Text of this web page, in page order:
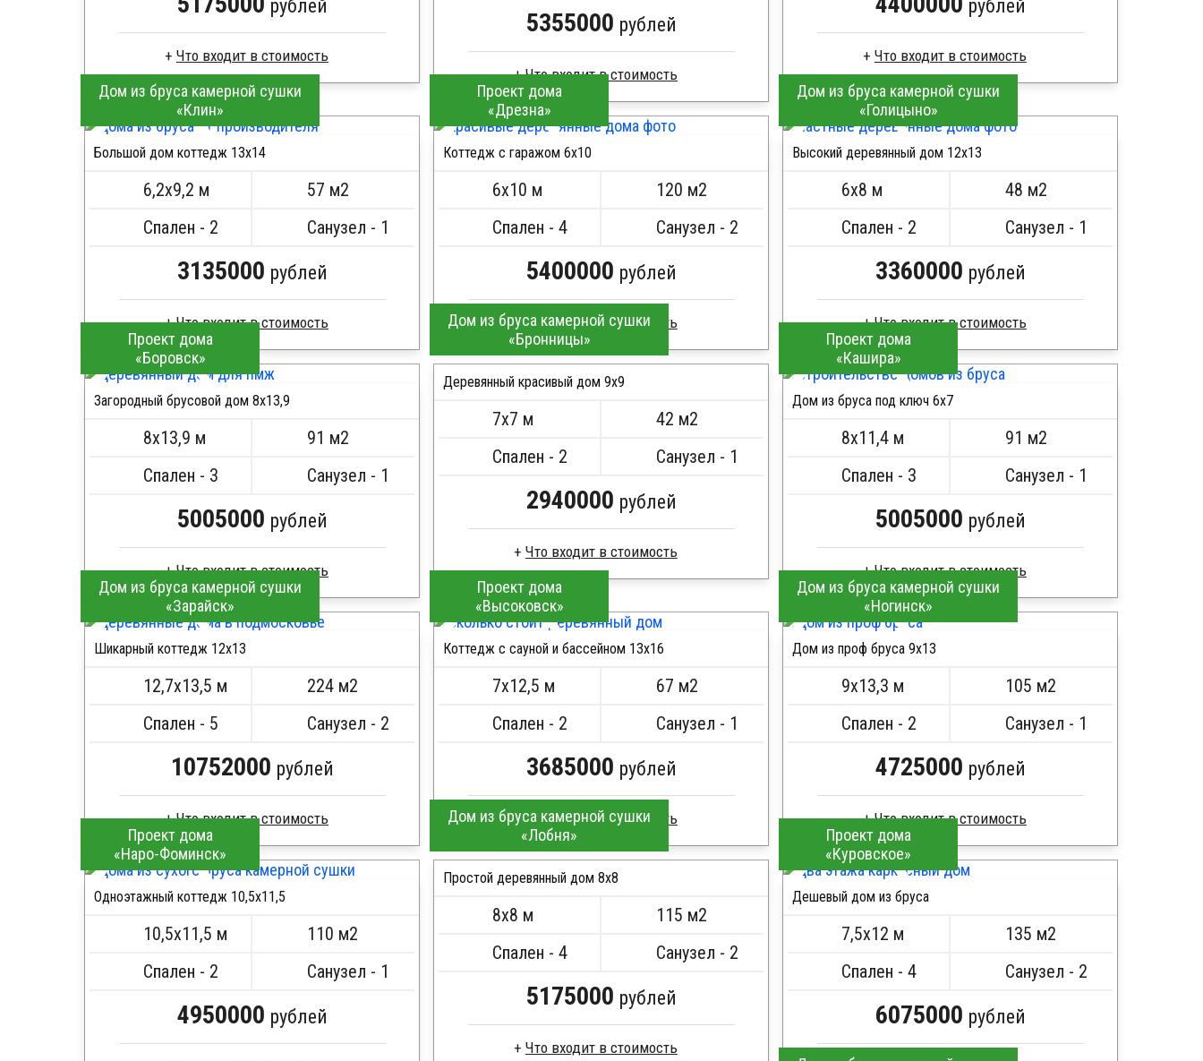
рублей
Сухой брус
Стропила, балки 50х200 мм
Кровля металлочерепица
Метизы, саморезы, гвозди
Сборка на березовые нагеля, джут
Металлические сваи 108 диаметр
5355000 рублей
Брус камерной сушки
Стропила, балки 50х200 мм
Кровля металлочерепица
Сборка на березовые нагеля, джут
Металлические сваи 108 диаметр
рублей
Брус естественной влажности
Стропила, балки 50х200 мм
Кровля металлочерепица
Метизы, саморезы, гвозди
Сборка на березовые нагеля, джут
ПОДРОБНЕЕ
Дом из бруса камерной сушки
«Клин»
Большой дом коттедж 13х14
6,2х9,2 м
57 м2
Спален - 2
Санузел - 1
3135000 рублей
Клееный брус
Стропила, балки 50х200 мм
Кровля металлочерепица
Сборка на березовые нагеля, джут
Металлические сваи 108 диаметр
ПОДРОБНЕЕ
Проект дома
«Дрезна»
Коттедж с гаражом 6х10
6х10 м
120 м2
Спален - 4
Санузел - 2
5400000 рублей
Брус камерной сушки
Стропила, балки 50х200 мм
Метизы, саморезы, гвозди
Сборка на березовые нагеля, джут
ПОДРОБНЕЕ
Дом из бруса камерной сушки
«Голицыно»
Высокий деревянный дом 12х13
6х8 м
48 м2
Спален - 2
Санузел - 1
3360000 рублей
Профилированный брус
Стропила, балки 50х200 мм
Кровля металлочерепица
Сборка на березовые нагеля, джут
Металлические сваи 108 диаметр
ПОДРОБНЕЕ
Проект дома
«Боровск»
Загородный брусовой дом 8х13,9
8х13,9 м
91 м2
Спален - 3
Санузел - 1
5005000 рублей
Брус камерной сушки
Стропила, балки 50х200 мм
Кровля металлочерепица
Сборка на березовые нагеля, джут
Металлические сваи 108 диаметр
ПОДРОБНЕЕ
Дом из бруса камерной сушки
«Бронницы»
Деревянный красивый дом 9х9
7х7 м
42 м2
Спален - 2
Санузел - 1
2940000 рублей
Профилированный брус
Стропила, балки 50х200 мм
Кровля металлочерепица
Метизы, саморезы, гвозди
Сборка на березовые нагеля, джут
Металлические сваи 108 диаметр
ПОДРОБНЕЕ
Проект дома
«Кашира»
Дом из бруса под ключ 6x7
8х11,4 м
91 м2
Спален - 3
Санузел - 1
5005000 рублей
Сухой брус
Стропила, балки 50х200 мм
Кровля металлочерепица
Сборка на березовые нагеля, джут
Металлические сваи 108 диаметр
ПОДРОБНЕЕ
Дом из бруса камерной сушки
«Зарайск»
Шикарный коттедж 12х13
12,7х13,5 м
224 м2
Спален - 5
Санузел - 2
10752000 рублей
Профилированный брус
Стропила, балки 50х200 мм
Кровля металлочерепица
Сборка на березовые нагеля, джут
Металлические сваи 108 диаметр
ПОДРОБНЕЕ
Проект дома
«Высоковск»
Коттедж с сауной и бассейном 13х16
7х12,5 м
67 м2
Спален - 2
Санузел - 1
3685000 рублей
Брус естественной влажности
Стропила, балки 50х200 мм
Метизы, саморезы, гвозди
Сборка на березовые нагеля, джут
ПОДРОБНЕЕ
Дом из бруса камерной сушки
«Ногинск»
Дом из проф бруса 9х13
9х13,3 м
105 м2
Спален - 2
Санузел - 1
4725000 рублей
Брус естественной влажности
Стропила, балки 50х200 мм
Кровля металлочерепица
Сборка на березовые нагеля, джут
Металлические сваи 108 диаметр
Проект дома
«Наро-Фоминск»
Одноэтажный коттедж 10,5х11,5
10,5х11,5 м
110 м2
Спален - 2
Санузел - 1
4950000 рублей
ПОДРОБНЕЕ
Дом из бруса камерной сушки
«Лобня»
Простой деревянный дом 8x8
8х8 м
115 м2
Спален - 4
Санузел - 2
5175000 рублей
ПОДРОБНЕЕ
Проект дома
«Куровское»
Дешевый дом из бруса
7,5х12 м
135 м2
Спален - 4
Санузел - 2
6075000 рублей